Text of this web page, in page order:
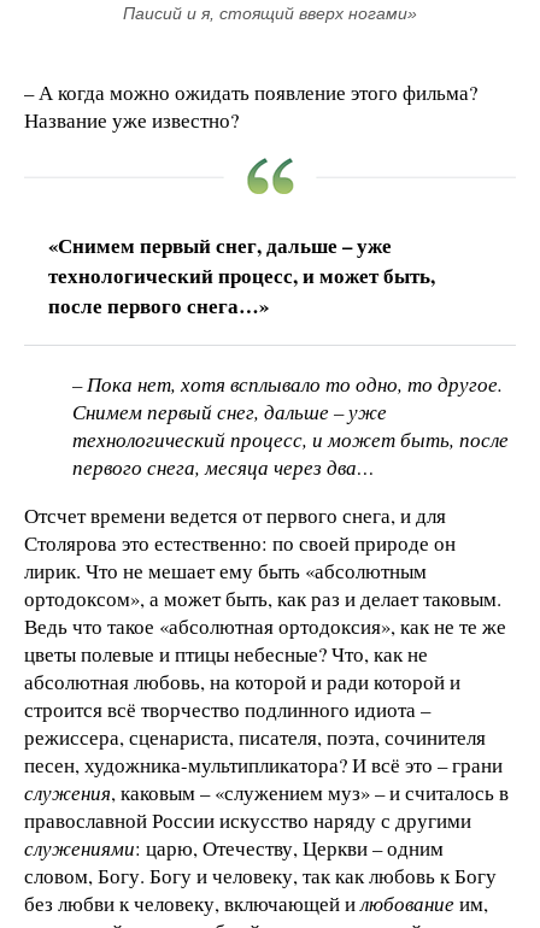
Паисий и я, стоящий вверх ногами»
– А когда можно ожидать появление этого фильма?
Название уже известно?
«Снимем первый снег, дальше – уже
технологический процесс, и может быть,
после первого снега…»
– Пока нет, хотя всплывало то одно, то другое.
Снимем первый снег, дальше – уже
технологический процесс, и может быть, после
первого снега, месяца через два…
Отсчет времени ведется от первого снега, и для
Столярова это естественно: по своей природе он
лирик. Что не мешает ему быть «абсолютным
ортодоксом», а может быть, как раз и делает таковым.
Ведь что такое «абсолютная ортодоксия», как не те же
цветы полевые и птицы небесные? Что, как не
абсолютная любовь, на которой и ради которой и
строится всё творчество подлинного идиота –
режиссера, сценариста, писателя, поэта, сочинителя
песен, художника-мультипликатора? И всё это – грани
служения, каковым – «служением муз» – и считалось в
православной России искусство наряду с другими
служениями: царю, Отечеству, Церкви – одним
словом, Богу. Богу и человеку, так как любовь к Богу
без любви к человеку, включающей илюбованиеим,